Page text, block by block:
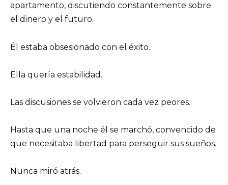
apartamento, discutiendo constantemente sobre
el dinero y el futuro.
Él estaba obsesionado con el éxito.
Ella quería estabilidad.
Las discusiones se volvieron cada vez peores.
Hasta que una noche él se marchó, convencido de
que necesitaba libertad para perseguir sus sueños.
Nunca miró atrás.